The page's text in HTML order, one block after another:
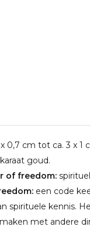
0,7 cm tot ca. 3 x 1
goud.
of freedom:
een code
spirituele kennis.
met andere